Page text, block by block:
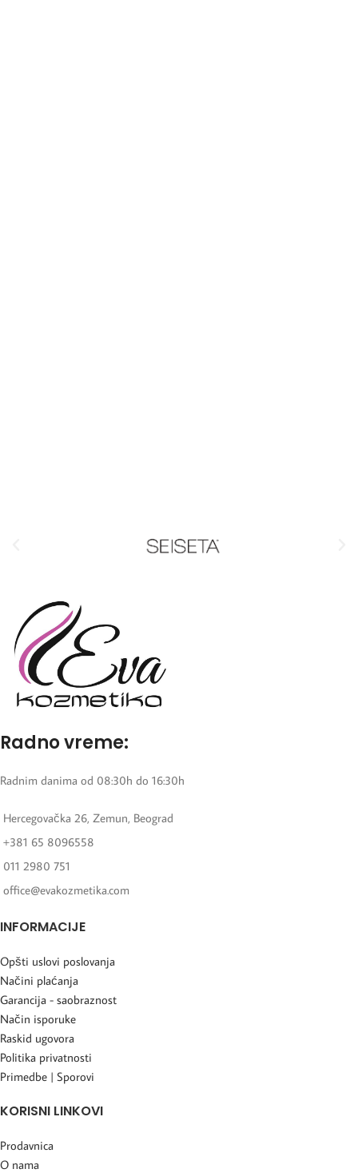
Radno vreme:
Radnim danima od 08:30h do 16:30h
Hercegovačka 26, Zemun, Beograd
+381 65 8096558
011 2980 751
office@evakozmetika.com
INFORMACIJE
Opšti uslovi poslovanja
Načini plaćanja
Garancija - saobraznost
Način isporuke
Raskid ugovora
Politika privatnosti
Primedbe | Sporovi
KORISNI LINKOVI
Prodavnica
O nama